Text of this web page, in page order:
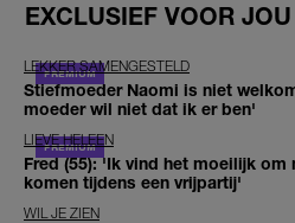
EXCLUSIEF VOOR JOU
LEKKER SAMENGESTELD
Stiefmoeder Naomi is niet
moeder wil niet dat ik er ben'
LIEVE HELEEN
Fred (55): 'Ik vind het moeilijk om
komen tijdens een vrijpartij'
WIL JE ZIEN